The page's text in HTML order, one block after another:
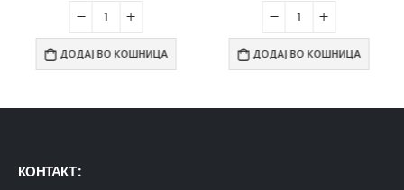
ДОДАЈ ВО КОШНИЦА ДОДАЈ ВО КОШНИЦА
КОНТАКТ :